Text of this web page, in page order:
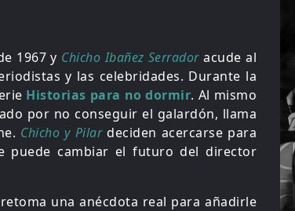
1967 y Chicho Ibañez Serradoracude al
y las celebridades. Durante la
Historias para no dormir. Al mismo
por no conseguir el galardón, llama
Chicho y Pilardeciden acercarse para
puede cambiar el futuro del director
una anécdota real para añadirle